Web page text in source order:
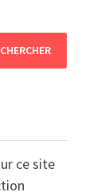
ce site